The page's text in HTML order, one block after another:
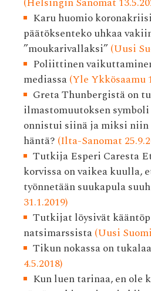
Karu huomio
päätöksenteko uhkaa
”moukarivallaksi”(Uusi
Poliittinen
mediassa(Yle Ykkösaamu
Greta Thunbergistä on
ilmastomuutoksen
onnistui siinä ja miksi niin
häntä? (Ilta-Sanomat
Tutkija Esperi Caresta
korvissa on vaikea kuulla,
työnnetään suukapula
31.1.2019)
Tutkijat löysivät
natsimarssista(Uusi
Tikun nokassa on tukalaa
4.5.2018)
Kun luen tarinaa, en ole